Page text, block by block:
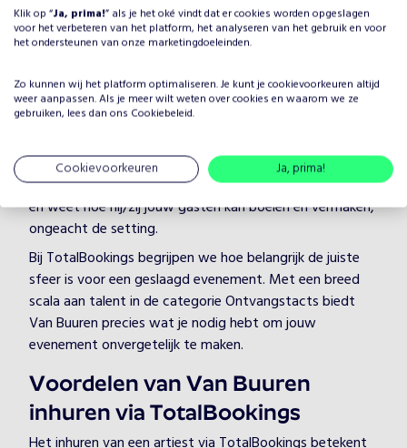
Waarom Van Buuren boeken
voor jouw evenement?
Het plannen van een evenement brengt veel keuzes met
zich mee, maar één ding is zeker: je wilt dat het
entertainment onvergetelijk is. Door Van Buuren te
categorie Ontvangstacts, die je evenement naar een
hoger niveau tilt. Van Buuren heeft jarenlange ervaring
en weet hoe hij/zij jouw gasten kan boeien en vermaken,
ongeacht de setting.
Bij TotalBookings begrijpen we hoe belangrijk de juiste
sfeer is voor een geslaagd evenement. Met een breed
scala aan talent in de categorie Ontvangstacts biedt
Van Buuren precies wat je nodig hebt om jouw
evenement onvergetelijk te maken.
Voordelen van Van Buuren
inhuren via TotalBookings
Klik op “Ja, prima!” als je het oké vindt dat er cookies worden opgeslagen
voor het verbeteren van het platform, het analyseren van het gebruik en voor
het ondersteunen van onze marketingdoeleinden.
Zo kunnen wij het platform optimaliseren. Je kunt je cookievoorkeuren altijd
weer aanpassen. Als je meer wilt weten over cookies en waarom we ze
gebruiken, lees dan ons Cookiebeleid.
Cookievoorkeuren Ja, prima!